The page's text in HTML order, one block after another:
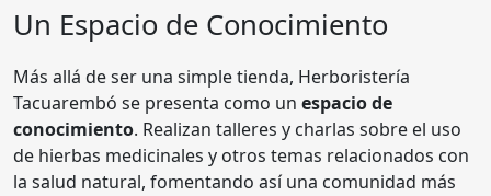
Un Espacio de Conocimiento
Más allá de ser una simple tienda, Herboristería
Tacuarembó se presenta como un espacio de
conocimiento. Realizan talleres y charlas sobre el uso
de hierbas medicinales y otros temas relacionados con
la salud natural, fomentando así una comunidad más